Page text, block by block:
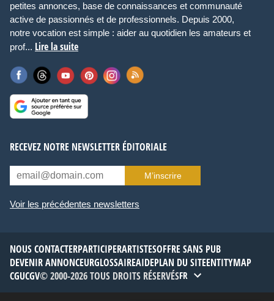
petites annonces, base de connaissances et communauté
active de passionnés et de professionnels. Depuis 2000,
notre vocation est simple : aider au quotidien les amateurs et
prof... Lire la suite
RECEVEZ NOTRE NEWSLETTER ÉDITORIALE
M’inscrire
Voir les précédentes newsletters
NOUS CONTACTERPARTICIPERARTISTESOFFRE SANS PUB
DEVENIR ANNONCEURGLOSSAIREAIDEPLAN DU SITEENTITYMAP
CGUCGV© 2000-2026 TOUS DROITS RÉSERVÉSFR